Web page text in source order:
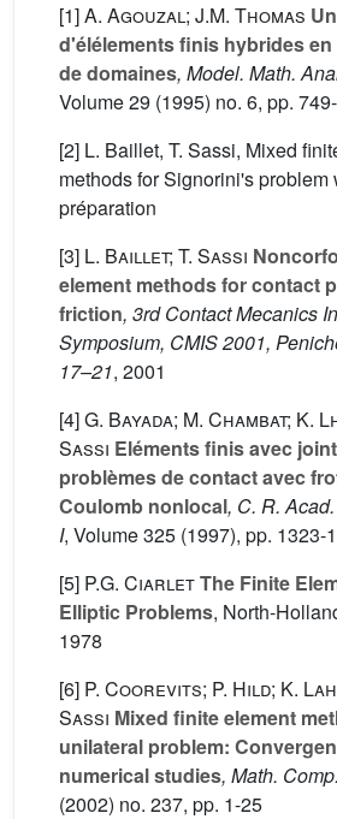
[1]A. Agouzal; J.M. Thomas
d'élélements finis hybrides
de domaines, Model. Math.
Volume 29 (1995) no. 6, pp.
[2] L. Baillet, T. Sassi, Mixed
methods for Signorini's problem
préparation
[3] L. Baillet; T. Sassi
element methods for contact
friction, 3rd Contact Mecanics
Symposium, CMIS 2001,
17–21, 2001
[4]G. Bayada; M. Chambat; K.
Sassi Eléments finis avec
problèmes de contact avec
Coulomb nonlocal, C. R.
I, Volume 325 (1997), pp. 1323-
[5] P.G. CiarletThe Finite
Elliptic Problems, North-
1978
[6] P. Coorevits; P. Hild; K.
Sassi Mixed finite element
unilateral problem:
numerical studies, Math. Comp.
(2002) no. 237, pp. 1-25